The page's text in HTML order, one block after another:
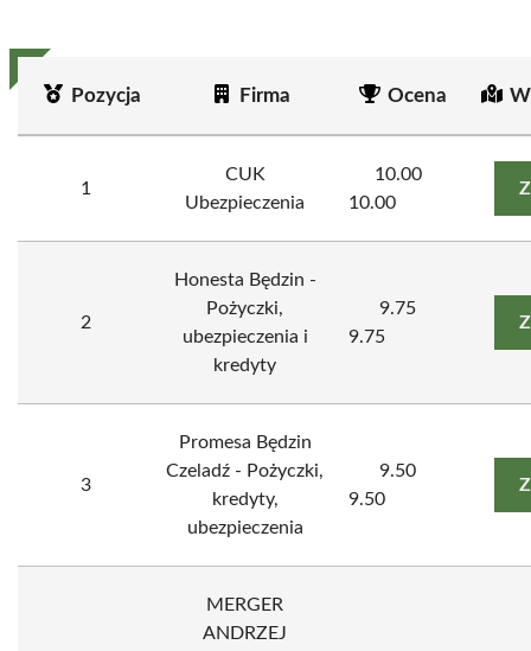
Pozycja Firma Ocena
1
CUK
Ubezpieczenia
10.00
10.00
2
Honesta Będzin -
Pożyczki,
ubezpieczenia i
kredyty
9.75
9.75
3
Promesa Będzin
Czeladź - Pożyczki,
kredyty,
ubezpieczenia
9.50
9.50
MERGER
ANDRZEJ